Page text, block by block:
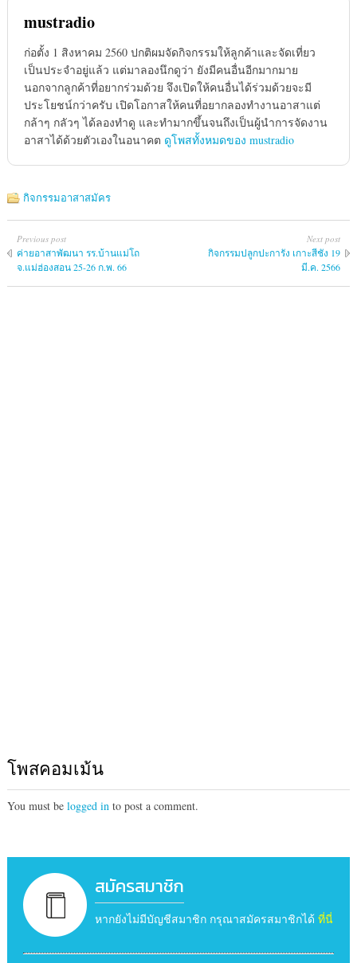
mustradio
ก่อตั้ง 1 สิงหาคม 2560 ปกติผมจัดกิจกรรมให้ลูกค้าและจัดเที่ยว
เป็นประจำอยู่แล้ว แต่มาลองนึกดูว่า ยังมีคนอื่นอีกมากมาย
นอกจากลูกค้าที่อยากร่วมด้วย จึงเปิดให้คนอื่นได้ร่วมด้วยจะมี
ประโยชน์กว่าครับ เปิดโอกาสให้คนที่อยากลองทำงานอาสาแต่
กล้าๆ กลัวๆ ได้ลองทำดู และทำมากขึ้นจนถึงเป็นผู้นำการจัดงาน
อาสาได้ด้วยตัวเองในอนาคต ดูโพสทั้งหมดของ mustradio
กิจกรรมอาสาสมัคร
Previous post
ค่ายอาสาพัฒนา รร.บ้านแม่โถ
จ.แม่ฮ่องสอน 25-26 ก.พ. 66
Next post
กิจกรรมปลูกปะการัง เกาะสีชัง 19
มี.ค. 2566
โพสคอมเม้น
You must be logged into post a comment.
สมัครสมาชิก
หากยังไม่มีบัญชีสมาชิก กรุณาสมัครสมาชิกได้ ที่นี่